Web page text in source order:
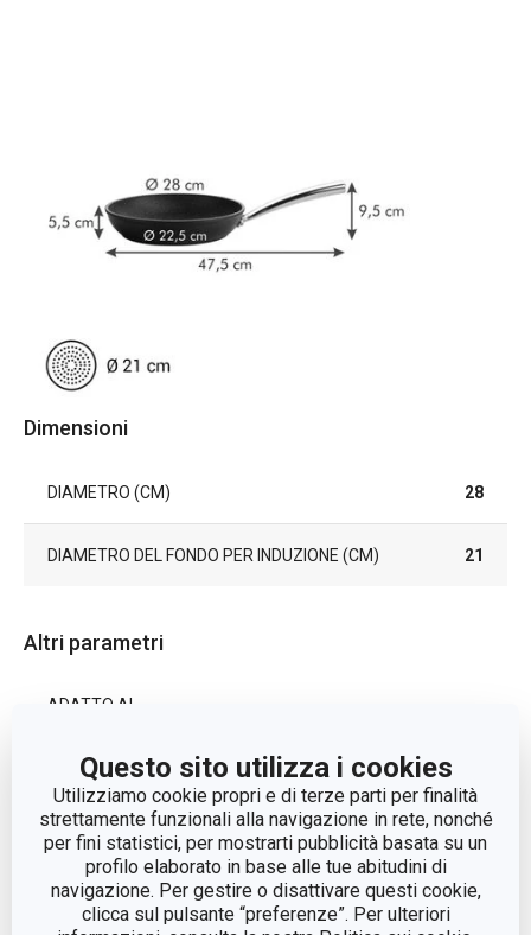
Questo sito utilizza i cookies
Utilizziamo cookie propri e di terze parti per finalità
strettamente funzionali alla navigazione in rete, nonché
per fini statistici, per mostrarti pubblicità basata su un
profilo elaborato in base alle tue abitudini di
navigazione. Per gestire o disattivare questi cookie,
clicca sul pulsante “preferenze”. Per ulteriori
Dimensioni
DIAMETRO (CM) 28
DIAMETRO DEL FONDO PER INDUZIONE (CM) 21
Altri parametri
ADATTO AL
CATEGORIA padelle
COPERCHIO No
LINEA DI
PRODOTTO
PRESIDENT